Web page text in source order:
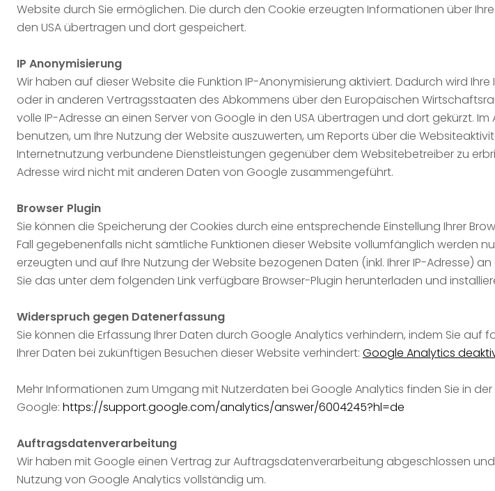
Website durch Sie ermöglichen. Die durch den Cookie erzeugten Informationen über
den USA übertragen und dort gespeichert.
IP Anonymisierung
Wir haben auf dieser Website die Funktion IP-Anonymisierung aktiviert. Dadurch wird
oder in anderen Vertragsstaaten des Abkommens über den Europäischen
volle IP-Adresse an einen Server von Google in den USA übertragen und dort gekürzt.
benutzen, um Ihre Nutzung der Website auszuwerten, um Reports über die
Internetnutzung verbundene Dienstleistungen gegenüber dem Websitebetreiber zu
Adresse wird nicht mit anderen Daten von Google zusammengeführt.
Browser Plugin
Sie können die Speicherung der Cookies durch eine entsprechende Einstellung Ihrer
Fall gegebenenfalls nicht sämtliche Funktionen dieser Website vollumfänglich werden
erzeugten und auf Ihre Nutzung der Website bezogenen Daten (inkl. Ihrer IP-Adresse)
Sie das unter dem folgenden Link verfügbare Browser-Plugin herunterladen und
Widerspruch gegen Datenerfassung
Sie können die Erfassung Ihrer Daten durch Google Analytics verhindern, indem Sie auf
Ihrer Daten bei zukünftigen Besuchen dieser Website verhindert: Google Analytics
Mehr Informationen zum Umgang mit Nutzerdaten bei Google Analytics finden Sie in
Google: https://support.google.com/analytics/answer/6004245?hl=de
Auftragsdatenverarbeitung
Wir haben mit Google einen Vertrag zur Auftragsdatenverarbeitung abgeschlossen
Nutzung von Google Analytics vollständig um.